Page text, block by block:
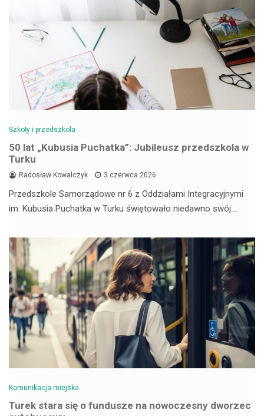
Szkoły i przedszkola
50 lat „Kubusia Puchatka”: Jubileusz przedszkola w
Turku
Radosław Kowalczyk 3 czerwca 2026
Przedszkole Samorządowe nr 6 z Oddziałami Integracyjnymi
im. Kubusia Puchatka w Turku świętowało niedawno swój…
Komunikacja miejska
Turek stara się o fundusze na nowoczesny dworzec